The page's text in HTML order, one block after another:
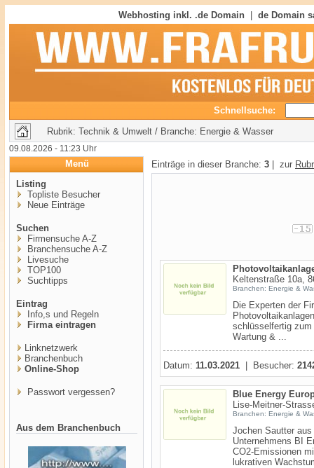
Webhosting inkl. .de Domain de Domain
Schnellsuche:
Rubrik: Technik & Umwelt / Branche: Energie & Wasser
09.08.2026 - 11:23 Uhr
Menü
Listing
Topliste Besucher
Neue Einträge
Suchen
Firmensuche A-Z
Branchensuche A-Z
Livesuche
TOP100
Suchtipps
Eintrag
Info,s und Regeln
Firma eintragen
Linknetzwerk
Branchenbuch
Online-Shop
Passwort vergessen?
Aus dem Branchenbuch
Einträge in dieser Branche: 3 | zur
Keltenstraße 10a,
Branchen: Energie &
Die Experten der
schlüsselfertig
Wartung & ...
Datum: 11.03.2021 | Besucher:
Blue Energy
Lise-Meitner-
Branchen: Energie &
Jochen Sautter
Unternehmens BI
CO2-Emissionen
lukrativen